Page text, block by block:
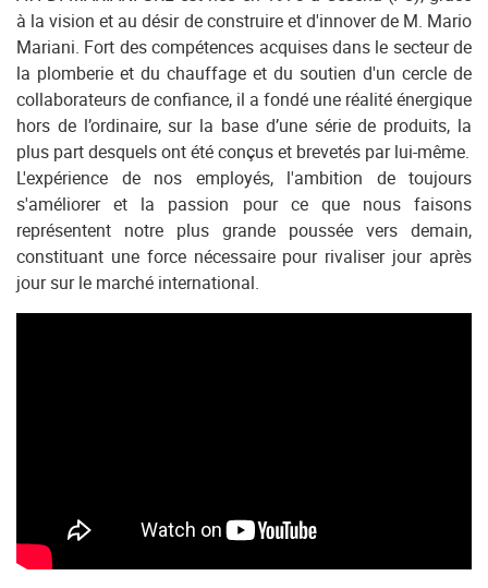
à la vision et au désir de construire et d'innover de M. Mario
Mariani. Fort des compétences acquises dans le secteur de
la plomberie et du chauffage et du soutien d'un cercle de
collaborateurs de confiance, il a fondé une réalité énergique
hors de l’ordinaire, sur la base d’une série de produits, la
plus part desquels ont été conçus et brevetés par lui-même.
L'expérience de nos employés, l'ambition de toujours
s'améliorer et la passion pour ce que nous faisons
représentent notre plus grande poussée vers demain,
constituant une force nécessaire pour rivaliser jour après
jour sur le marché international.